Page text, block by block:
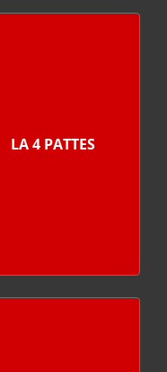
LA 4 PATTES